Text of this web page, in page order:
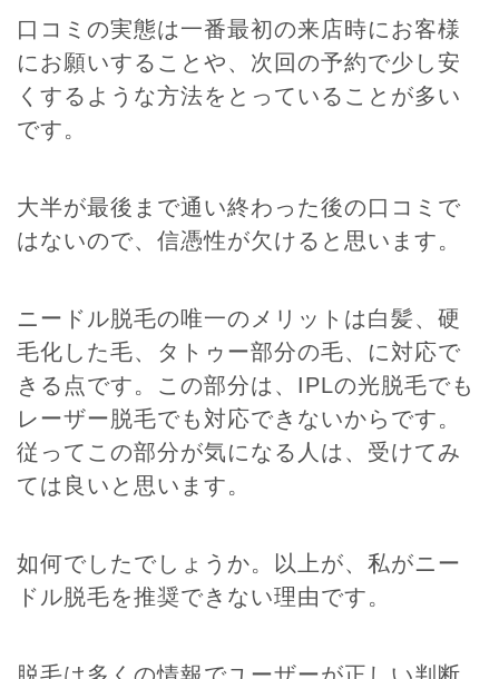
口コミの実態は一番最初の来店時にお客様
にお願いすることや、次回の予約で少し安
くするような方法をとっていることが多い
です。
大半が最後まで通い終わった後の口コミで
はないので、信憑性が欠けると思います。
ニードル脱毛の唯一のメリットは白髪、硬
毛化した毛、タトゥー部分の毛、に対応で
きる点です。この部分は、IPLの光脱毛でも
レーザー脱毛でも対応できないからです。
従ってこの部分が気になる人は、受けてみ
ては良いと思います。
如何でしたでしょうか。以上が、私がニー
ドル脱毛を推奨できない理由です。